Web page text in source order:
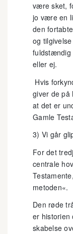
være sket,
jo være en
den
og
fuldstændig
eller ej.
Hvis
giver de på
at det er
Gamle
3) Vi går
For det
centrale
metoden«.
Den røde
er historien
skabelse